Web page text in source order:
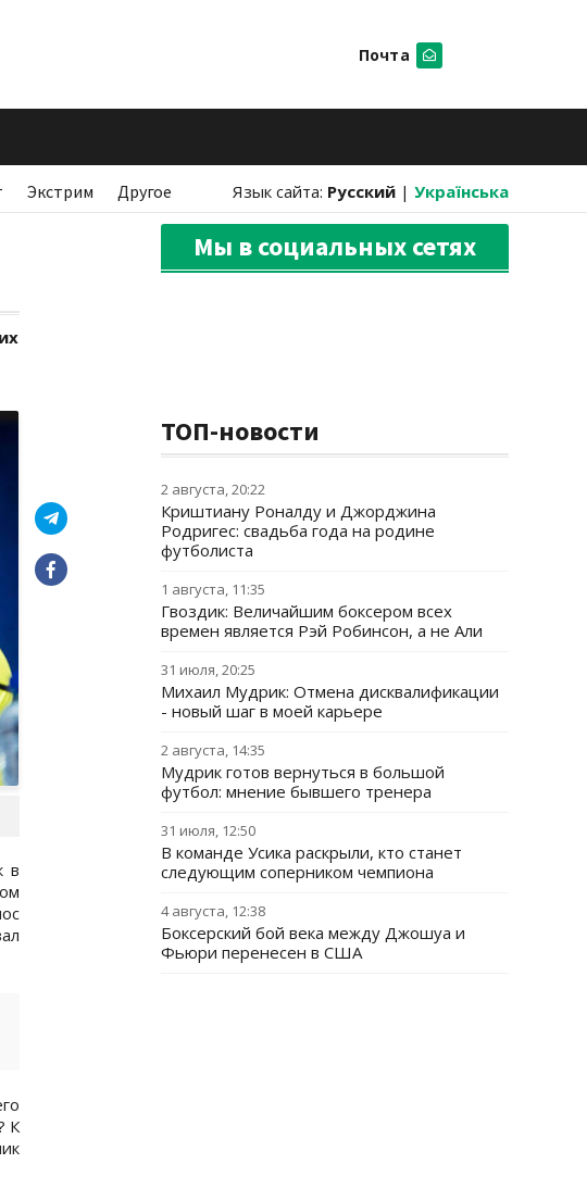
Почта
Экстрим Другое Язык сайта: Русский | Українська
в
К
Мы в социальных сетях
ТОП-новости
2 августа, 20:22
Криштиану Роналду и Джорджина
Родригес: свадьба года на родине
футболиста
1 августа, 11:35
Гвоздик: Величайшим боксером всех
времен является Рэй Робинсон, а не Али
31 июля, 20:25
Михаил Мудрик: Отмена дисквалификации
- новый шаг в моей карьере
2 августа, 14:35
Мудрик готов вернуться в большой
футбол: мнение бывшего тренера
31 июля, 12:50
В команде Усика раскрыли, кто станет
следующим соперником чемпиона
4 августа, 12:38
Боксерский бой века между Джошуа и
Фьюри перенесен в США